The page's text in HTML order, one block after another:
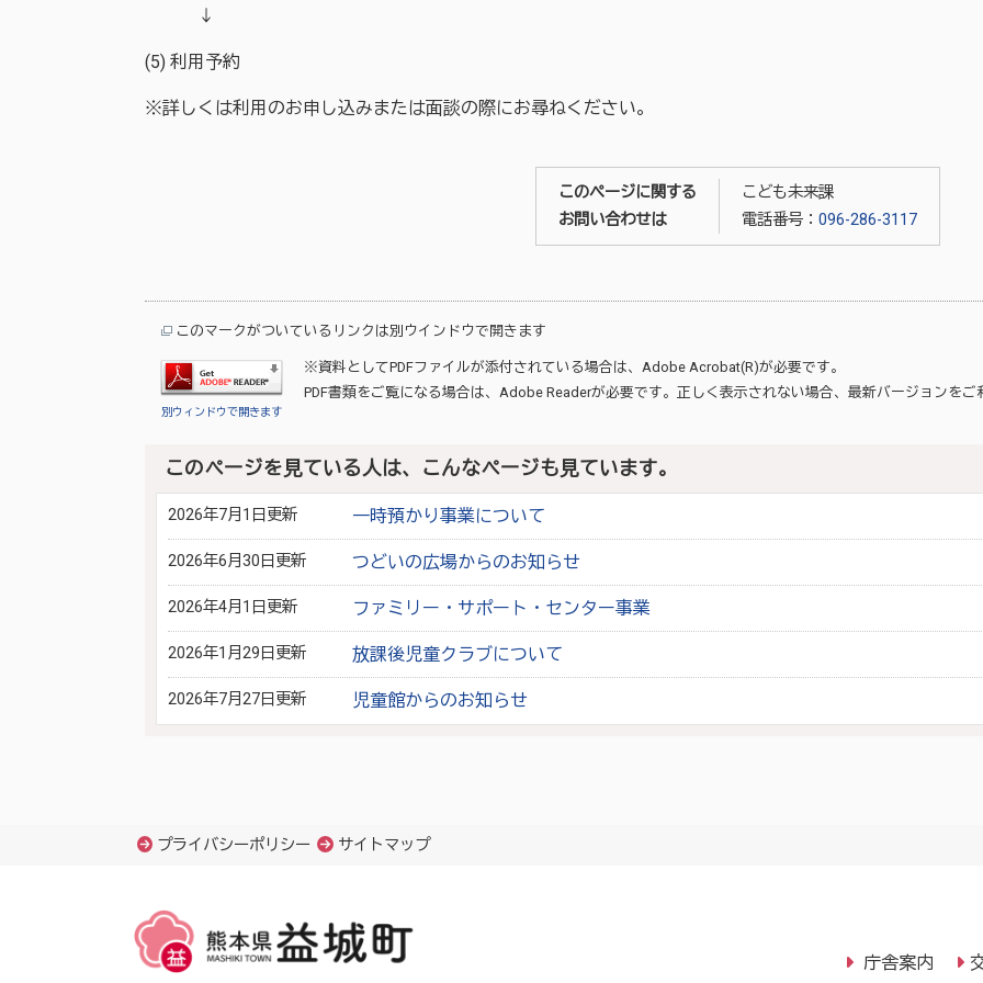
↓
(5) 利用予約
※詳しくは利用のお申し込みまたは面談の際にお尋ねください。
このページに関する
お問い合わせは
こども未来課
電話番号： 096-286-3117
このマークがついているリンクは別ウインドウで開きます
別ウィンドウで開きます
※資料としてPDFファイルが添付されている場合は、 Adobe Acrobat(R)が必要です。
PDF書類をご覧になる場合は、 Adobe Readerが必要です。正しく表示されない場合、最新バージョンをご
このページを見ている人は、こんなページも見ています。
2026年7月1日更新 一時預かり事業について
2026年6月30日更新 つどいの広場からのお知らせ
2026年4月1日更新 ファミリー・サポート・センター事業
2026年1月29日更新 放課後児童クラブについて
2026年7月27日更新 児童館からのお知らせ
プライバシーポリシー サイトマップ
庁舎案内